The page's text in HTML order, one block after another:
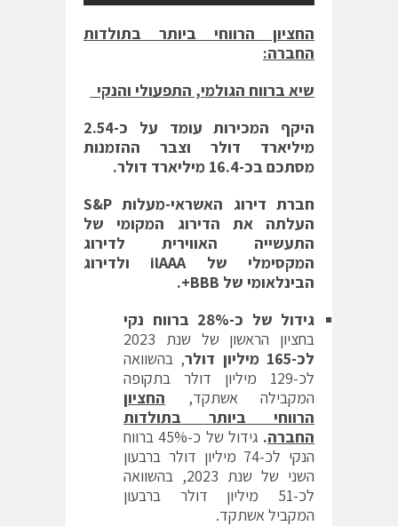
החציון הרווחי ביותר בתולדות
החברה:
שיא ברווח הגולמי, התפעולי והנקי
היקף המכירות עומד על כ-2.54
מיליארד דולר וצבר ההזמנות
מסתכם בכ-16.4 מיליארד דולר.
חברת דירוג האשראי-מעלות S&P
העלתה את הדירוג המקומי של
התעשייה האווירית לדירוג
המקסימלי שלilAAA ולדירוג
הבינלאומי של BBB+
.
גידול של כ-28% ברווח נקי
בחציון הראשון של שנת 2023
לכ-165 מיליון דולר
, בהשוואה
לכ-129 מיליון דולר בתקופה
המקבילה אשתקד, החציון
הרווחי ביותר בתולדות
החברה.
גידול של כ-45% ברווח
הנקי לכ-74 מיליון דולר ברבעון
השני של שנת 2023, בהשוואה
לכ-51 מיליון דולר ברבעון
המקביל אשתקד.